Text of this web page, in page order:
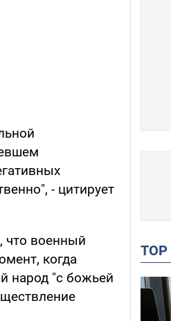
- цитирует
что военный
когда
народ "с божьей